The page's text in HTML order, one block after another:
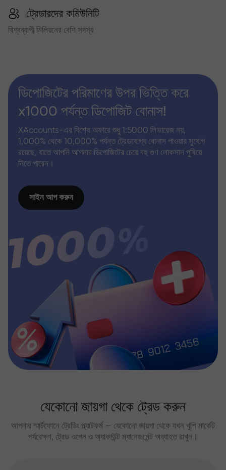
ট্রেডারদের কমিউনিটি
বিশ্বব্যাপী মিলিয়নের বেশি সদস্য
ডিপোজিটের পরিমাণের উপর ভিত্তি করে
x1000 পর্যন্ত ডিপোজিট বোনাস!
XAccounts-এর বিশেষ অফারে শুধু 1:5000 লিভারেজ নয়,
1,000% থেকে 10,000% পর্যন্ত ট্রেডযোগ্য বোনাস পাওয়ার সুযোগ
রয়েছে, যাতে আপনি আপনার ডিপোজিটের চেয়ে বহু গুণ লোকসান পুষিয়ে
নিতে পারেন।
সাইন আপ করুন
যেকোনো জায়গা থেকে ট্রেড করুন
আপনার স্মার্টফোনে ট্রেডিং প্ল্যাটফর্ম — যেকোনো জায়গা থেকে যখন খুশি মার্কেট
পর্যবেক্ষণ, ট্রেড ওপেন ও অ্যাকাউন্ট ম্যানেজমেন্ট অব্যাহত রাখুন।